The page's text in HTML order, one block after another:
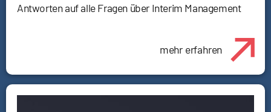
Antworten auf alle Fragen über Interim Management
mehr erfahren